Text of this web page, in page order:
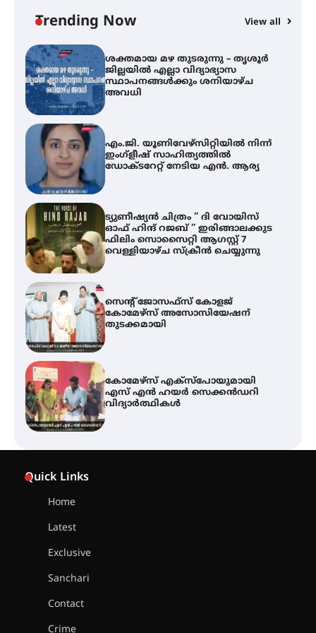
Trending Now View all
അവധി
എം.ജി. യൂണിവേഴ്‌സിറ്റിയിൽ നിന്ന്
ഇംഗ്ളീഷ് സാഹിത്യത്തിൽ
ഡോക്ടറേറ്റ് നേടിയ എൻ. ആര്യ
ട്യുണീഷ്യൻ ചിത്രം ” ദി വോയിസ്
ഓഫ് ഹിന്ദ് റജബ് ” ഇരിങ്ങാലക്കുട
ഫിലിം സൊസൈറ്റി ആഗസ്റ്റ് 7
വെള്ളിയാഴ്ച സ്‌ക്രീൻ ചെയ്യുന്നു
സെന്റ് ജോസഫ്സ് കോളജ്
കോമേഴ്‌സ് അസോസിയേഷന്
തുടക്കമായി
കോമേഴ്സ് എക്സ്പോയുമായി
എസ് എൻ ഹയർ സെക്കൻഡറി
വിദ്യാർത്ഥികൾ
ശക്തമായ കാറ്റിന് സാധ്യത –
ആഗസ്റ്റ് 12 വരെ മഴ തുടരും,
തൃശൂർ ജില്ലയിൽ മഞ്ഞ അലർട്ട്
Quick Links
Home
Latest
Exclusive
Sanchari
Contact
Crime